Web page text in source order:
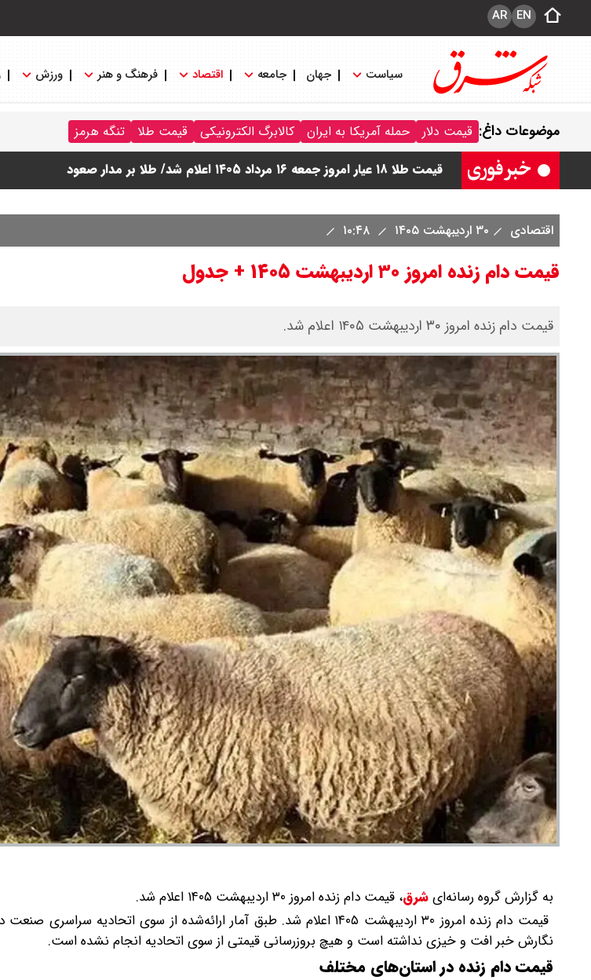
EN
AR
سیاست جهان جامعه اقتصاد فرهنگ و هنر ورزش
موضوعات داغ: قیمت دلار حمله آمریکا به ایران کالابرگ الکترونیکی قیمت طلا
تنگه هرمز
قیمت طلا ۱۸ عیار امروز جمعه ۱۶ مرداد ۱۴۰۵ اعلام شد/ طلا بر مدار صعود
چرا معوقات بازنشستگان تامین اجتماعی پرداخت نمی شود؟
جزئیات عرضه اولیه احیا در فرابورس اعلام شد
اقتصادی ۳۰ اردیبهشت ۱۴۰۵
قیمت دام زنده امروز ۳۰ اردیبهشت ۱۴۰۵ + جدول
قیمت دام زنده امروز ۳۰ اردیبهشت ۱۴۰۵ اعلام شد.
به گزارش گروه رسانه‌ایشرق، قیمت دام زنده امروز ۳۰ اردیبهشت ۱۴۰۵ اعلام شد.
قیمت دام زنده امروز ۳۰ اردیبهشت ۱۴۰۵ اعلام شد. طبق آمار ارائه‌شده از سوی اتحادیه
نگارش خبر افت و خیزی نداشته است و هیچ بروزرسانی قیمتی از سوی اتحادیه انجام نشده است.
قیمت دام زنده در استان‌های مختلف